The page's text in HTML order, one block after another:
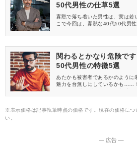
50代男性の仕草5選
寡黙で落ち着いた男性は、実は若
こで今回は、寡黙な40代50代男
ます♪
関わるとかなり危険で
50代男性の特徴5選
あたかも被害者であるかのように
魅力を台無しにしているかも……
声と共にお届けします。
※表示価格は記事執筆時点の価格です。現在の価格につ
い。
― 広告 ―